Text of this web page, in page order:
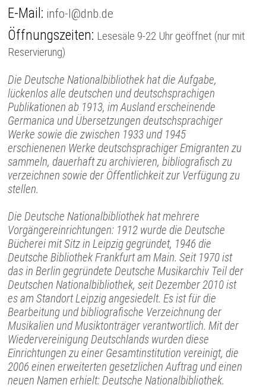
E-Mail: info-l@dnb.de
Öffnungszeiten: Lesesäle 9-22 Uhr geöffnet (nur mit
Reservierung)
Die Deutsche Nationalbibliothek hat die Aufgabe,
lückenlos alle deutschen und deutschsprachigen
Publikationen ab 1913, im Ausland erscheinende
Germanica und Übersetzungen deutschsprachiger
Werke sowie die zwischen 1933 und 1945
erschienenen Werke deutschsprachiger Emigranten zu
sammeln, dauerhaft zu archivieren, bibliografisch zu
verzeichnen sowie der Öffentlichkeit zur Verfügung zu
stellen.
Die Deutsche Nationalbibliothek hat mehrere
Vorgängereinrichtungen: 1912 wurde die Deutsche
Bücherei mit Sitz in Leipzig gegründet, 1946 die
Deutsche Bibliothek Frankfurt am Main. Seit 1970 ist
das in Berlin gegründete Deutsche Musikarchiv Teil der
Deutschen Nationalbibliothek, seit Dezember 2010 ist
es am Standort Leipzig angesiedelt. Es ist für die
Bearbeitung und bibliografische Verzeichnung der
Musikalien und Musiktonträger verantwortlich. Mit der
Wiedervereinigung Deutschlands wurden diese
Einrichtungen zu einer Gesamtinstitution vereinigt, die
2006 einen erweiterten gesetzlichen Auftrag und einen
neuen Namen erhielt: Deutsche Nationalbibliothek.